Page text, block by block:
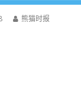
熊猫时报